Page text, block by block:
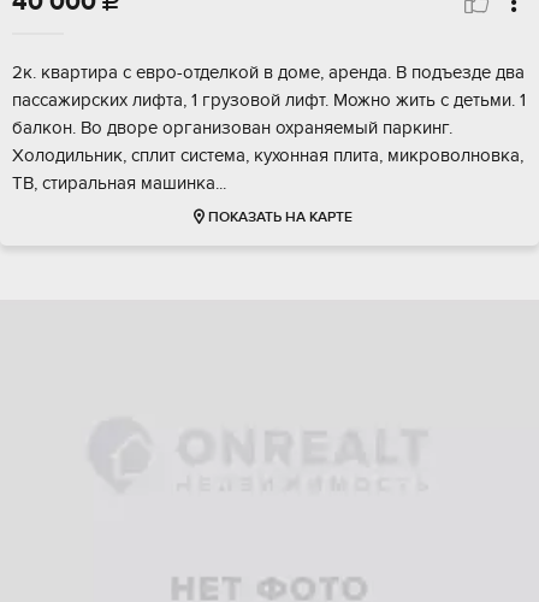
2к. квартира с евро-отделкой в доме, аренда. В подъезде два
пассажирских лифта, 1 грузовой лифт. Можно жить с детьми. 1
балкон. Во дворе организован охраняемый паркинг.
Холодильник, сплит система, кухонная плита, микроволновка,
ТВ, стиральная машинка...
ПОКАЗАТЬ НА КАРТЕ